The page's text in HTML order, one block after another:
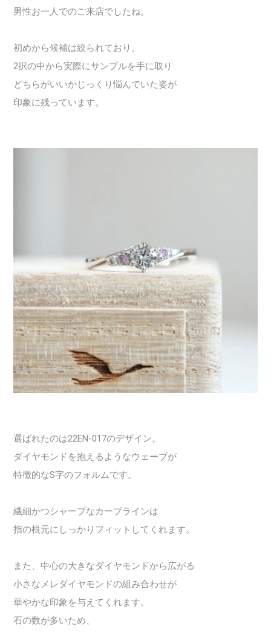
男性お一人でのご来店でしたね。
初めから候補は絞られており、
2択の中から実際にサンプルを手に取り
どちらがいいかじっくり悩んでいた姿が
印象に残っています。
選ばれたのは22EN-017のデザイン。
ダイヤモンドを抱えるようなウェーブが
特徴的なS字のフォルムです。
繊細かつシャープなカーブラインは
指の根元にしっかりフィットしてくれます。
また、中心の大きなダイヤモンドから広がる
小さなメレダイヤモンドの組み合わせが
華やかな印象を与えてくれます。
石の数が多いため、